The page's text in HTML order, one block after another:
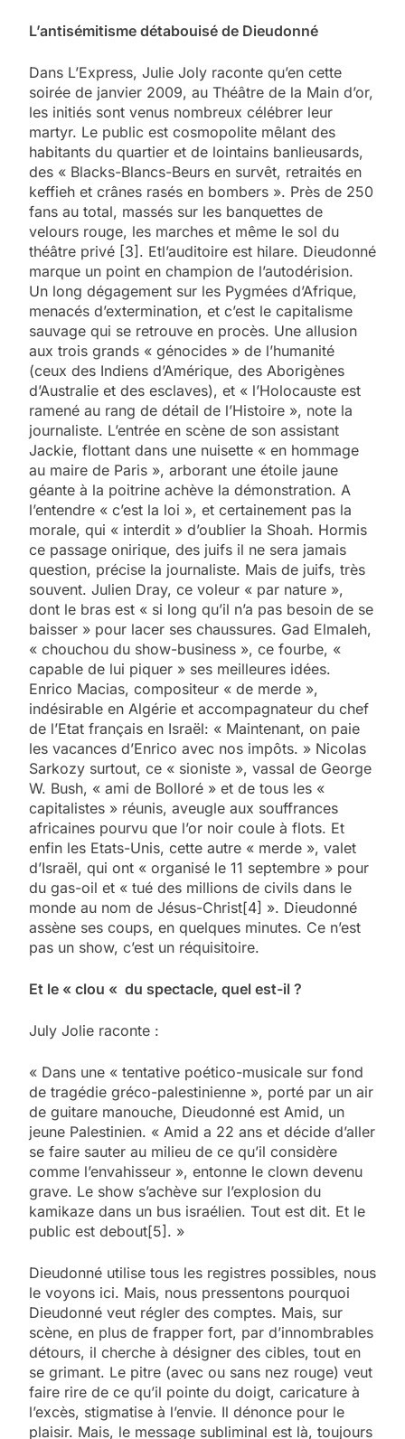
L’antisémitisme détabouisé de Dieudonné
Dans L’Express, Julie Joly raconte qu’en cette
soirée de janvier 2009, au Théâtre de la Main d’or,
les initiés sont venus nombreux célébrer leur
martyr. Le public est cosmopolite mêlant des
habitants du quartier et de lointains banlieusards,
des « Blacks-Blancs-Beurs en survêt, retraités en
keffieh et crânes rasés en bombers ». Près de 250
fans au total, massés sur les banquettes de
velours rouge, les marches et même le sol du
théâtre privé [3]. Etl’auditoire est hilare. Dieudonné
marque un point en champion de l’autodérision.
Un long dégagement sur les Pygmées d’Afrique,
menacés d’extermination, et c’est le capitalisme
sauvage qui se retrouve en procès. Une allusion
aux trois grands « génocides » de l’humanité
(ceux des Indiens d’Amérique, des Aborigènes
d’Australie et des esclaves), et « l’Holocauste est
ramené au rang de détail de l’Histoire », note la
journaliste. L’entrée en scène de son assistant
Jackie, flottant dans une nuisette « en hommage
au maire de Paris », arborant une étoile jaune
géante à la poitrine achève la démonstration. A
l’entendre « c’est la loi », et certainement pas la
morale, qui « interdit » d’oublier la Shoah. Hormis
ce passage onirique, des juifs il ne sera jamais
question, précise la journaliste. Mais de juifs, très
souvent. Julien Dray, ce voleur « par nature »,
dont le bras est « si long qu’il n’a pas besoin de se
baisser » pour lacer ses chaussures. Gad Elmaleh,
« chouchou du show-business », ce fourbe, «
capable de lui piquer » ses meilleures idées.
Enrico Macias, compositeur « de merde »,
indésirable en Algérie et accompagnateur du chef
de l’Etat français en Israël: « Maintenant, on paie
les vacances d’Enrico avec nos impôts. » Nicolas
Sarkozy surtout, ce « sioniste », vassal de George
W. Bush, « ami de Bolloré » et de tous les «
capitalistes » réunis, aveugle aux souffrances
africaines pourvu que l’or noir coule à flots. Et
enfin les Etats-Unis, cette autre « merde », valet
d’Israël, qui ont « organisé le 11 septembre » pour
du gas-oil et « tué des millions de civils dans le
monde au nom de Jésus-Christ[4] ». Dieudonné
assène ses coups, en quelques minutes. Ce n’est
pas un show, c’est un réquisitoire.
Et le « clou « du spectacle, quel est-il ?
July Jolie raconte :
« Dans une « tentative poético-musicale sur fond
de tragédie gréco-palestinienne », porté par un air
de guitare manouche, Dieudonné est Amid, un
jeune Palestinien. « Amid a 22 ans et décide d’aller
se faire sauter au milieu de ce qu’il considère
comme l’envahisseur », entonne le clown devenu
grave. Le show s’achève sur l’explosion du
kamikaze dans un bus israélien. Tout est dit. Et le
public est debout[5]. »
Dieudonné utilise tous les registres possibles, nous
le voyons ici. Mais, nous pressentons pourquoi
Dieudonné veut régler des comptes. Mais, sur
scène, en plus de frapper fort, par d’innombrables
détours, il cherche à désigner des cibles, tout en
se grimant. Le pitre (avec ou sans nez rouge) veut
faire rire de ce qu’il pointe du doigt, caricature à
l’excès, stigmatise à l’envie. Il dénonce pour le
plaisir. Mais, le message subliminal est là, toujours